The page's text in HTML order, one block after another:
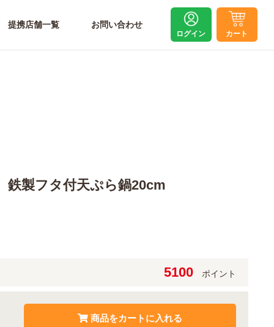
提携店舗一覧 お問い合わせ
ログイン カート
製フタ付天ぷら鍋20cm
5100 ポイント